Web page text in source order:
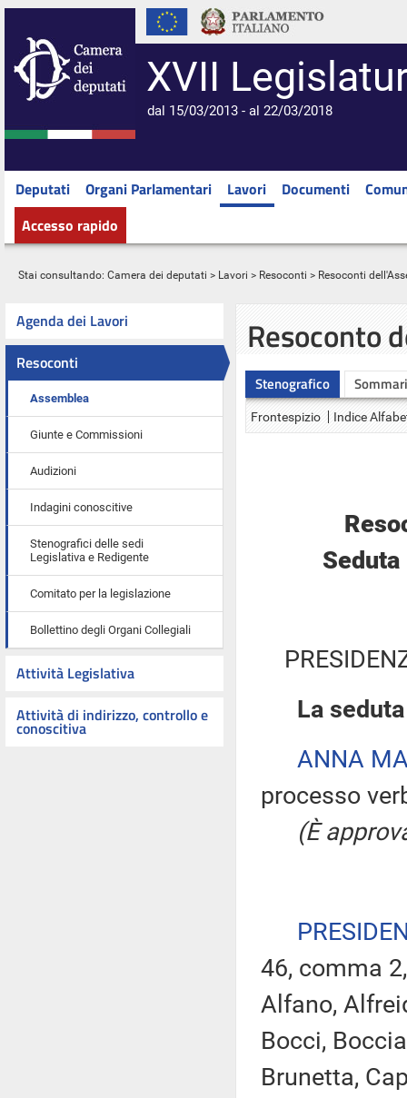
XVII
dal 15/03/2013 - al 22/03/2018
Deputati Organi Parlamentari Lavori Documenti
Accesso rapido
Stai consultando: Camera dei deputati > Lavori > Resoconti > Resoconti
Agenda dei Lavori
Resoconti
Assemblea
Giunte e Commissioni
Audizioni
Indagini conoscitive
Stenografici delle sedi
Legislativa e Redigente
Comitato per la legislazione
Bollettino degli Organi Collegiali
Attività Legislativa
Attività di indirizzo, controllo e
conoscitiva
Resoconto
Stenografico
Frontespizio Indice
La
ANNA
processo
(È
46, comma
Alfano,
Bocci,
Brunetta,